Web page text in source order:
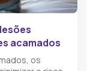
acamados
os